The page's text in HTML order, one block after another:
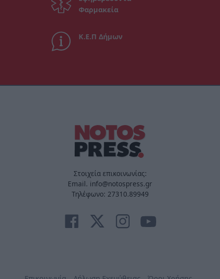
Φαρμακεία
Κ.Ε.Π Δήμων
Στοιχεία επικοινωνίας:
Email. info@notospress.gr
Τηλέφωνο: 27310.89949